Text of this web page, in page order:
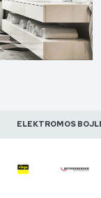
ELEKTROMOS